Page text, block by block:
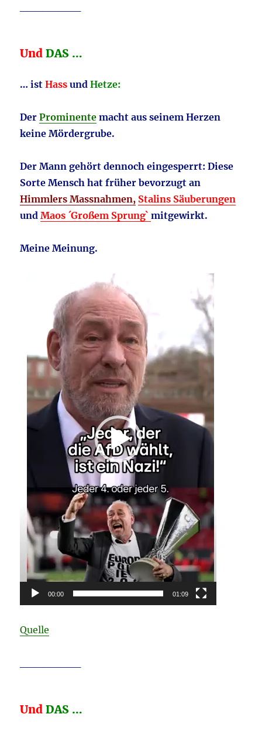
UndDAS …
… istHass undHetze:
DerProminente macht aus seinem Herzen
keine Mördergrube.
Der Mann gehört dennoch eingesperrt: Diese
Sorte Mensch hat früher bevorzugt an
Himmlers Massnahmen, Stalins Säuberungen
undMaos ´Großem Sprung`mitgewirkt.
Meine Meinung.
00:00 01:09
Quelle
UndDAS …